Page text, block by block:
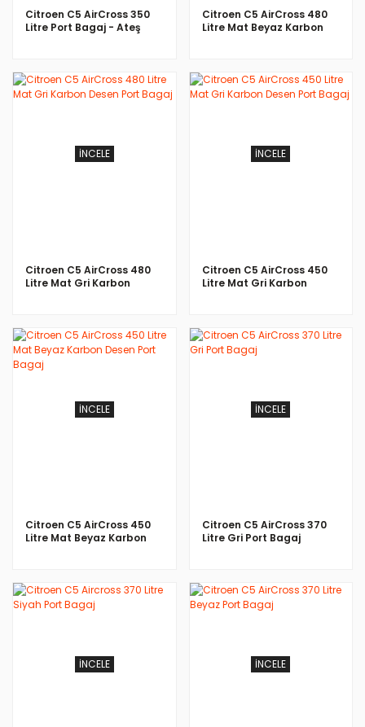
Citroen C5 AirCross 350
Litre Port Bagaj - Ateş
Citroen C5 AirCross 480
Litre Mat Beyaz Karbon
İNCELE
Citroen C5 AirCross 480
Litre Mat Gri Karbon
İNCELE
Citroen C5 AirCross 450
Litre Mat Gri Karbon
İNCELE
Citroen C5 AirCross 450
Litre Mat Beyaz Karbon
İNCELE
Citroen C5 AirCross 370
Litre Gri Port Bagaj
İNCELE İNCELE